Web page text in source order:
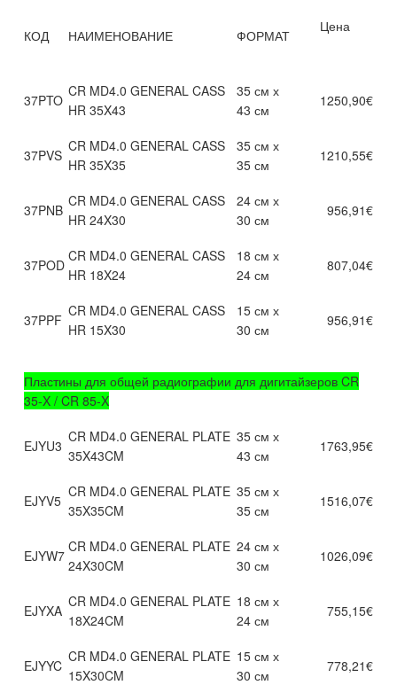
КОД НАИМЕНОВАНИЕ ФОРМАТ
Цена
37PTO
CR MD4.0 GENERAL CASS
HR 35X43
35 см х
43 см
1250,90€
37PVS
CR MD4.0 GENERAL CASS
HR 35X35
35 см х
35 см
1210,55€
37PNB
CR MD4.0 GENERAL CASS
HR 24X30
24 см х
30 см
956,91€
37POD
CR MD4.0 GENERAL CASS
HR 18X24
18 см х
24 см
807,04€
37PPF
CR MD4.0 GENERAL CASS
HR 15X30
15 см х
30 см
956,91€
Пластины для общей радиографии для дигитайзеров CR
35-X / CR 85-X
EJYU3
CR MD4.0 GENERAL PLATE
35X43CM
35 см х
43 см
1763,95€
EJYV5
CR MD4.0 GENERAL PLATE
35X35CM
35 см х
35 см
1516,07€
EJYW7
CR MD4.0 GENERAL PLATE
24X30CM
24 см х
30 см
1026,09€
EJYXA
CR MD4.0 GENERAL PLATE
18X24CM
18 см х
24 см
755,15€
EJYYC
CR MD4.0 GENERAL PLATE
15X30CM
15 см х
30 см
778,21€